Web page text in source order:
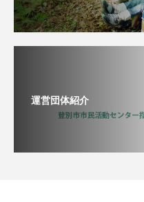
運営団体紹介